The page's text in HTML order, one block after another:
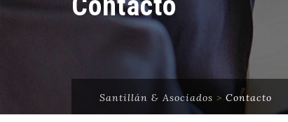
Santillán & Asociados > Contacto